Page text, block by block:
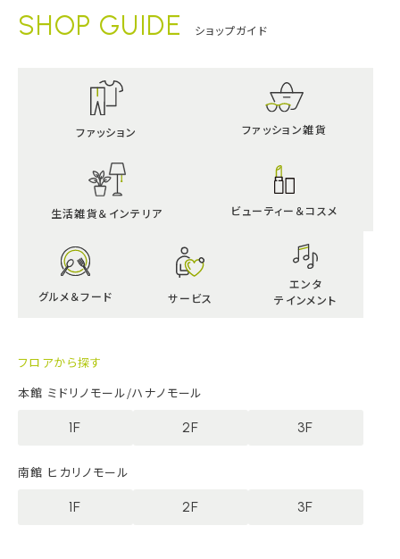
SHOP GUIDE ショップガイド
ファッション ファッション雑貨
生活雑貨＆インテリア ビューティー＆コスメ
グルメ＆フード サービス
エンタ
テインメント
フロアから探す
本館 ミドリノモール/ハナノモール
1F 2F 3F
南館 ヒカリノモール
1F 2F 3F